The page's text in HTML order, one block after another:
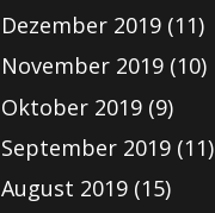
Dezember 2019(11)
November 2019(10)
Oktober 2019(9)
September 2019(11)
August 2019(15)